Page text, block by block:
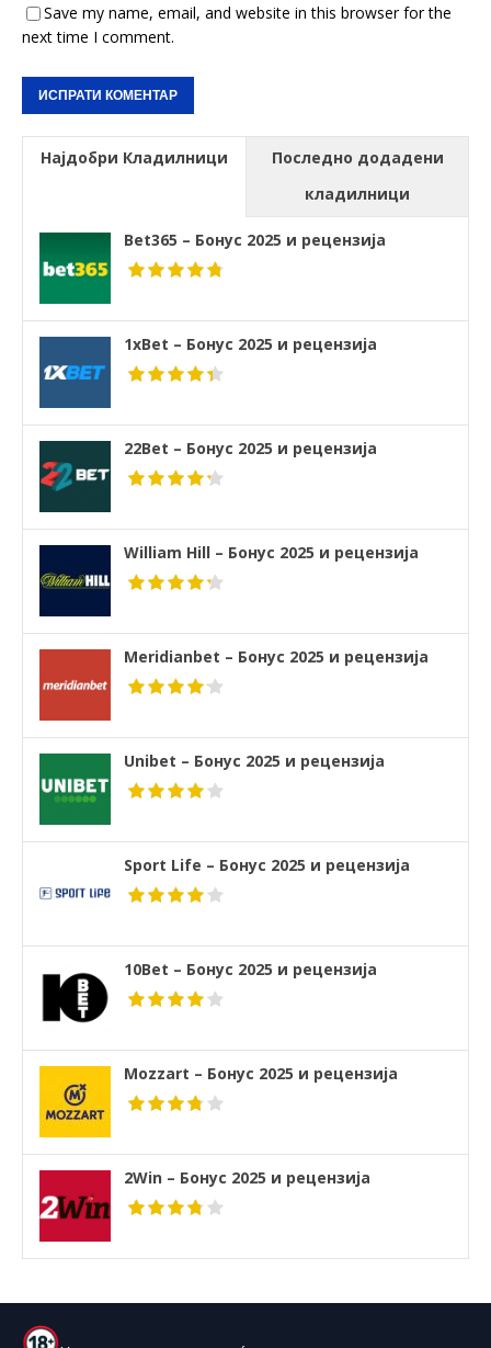
Save my name, email, and website in this browser for the
next time I comment.
Најдобри Кладилници
Последно додадени
кладилници
Bet365 – Бонус 2025 и рецензија
1xBet – Бонус 2025 и рецензија
22Bet – Бонус 2025 и рецензија
William Hill – Бонус 2025 и рецензија
Meridianbet – Бонус 2025 и рецензија
Unibet – Бонус 2025 и рецензија
Sport Life – Бонус 2025 и рецензија
10Bet – Бонус 2025 и рецензија
Mozzart – Бонус 2025 и рецензија
2Win – Бонус 2025 и рецензија